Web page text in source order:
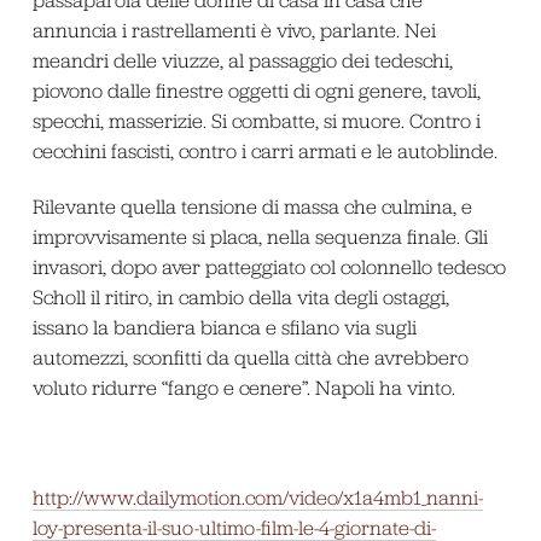
annuncia i rastrellamenti è vivo, parlante. Nei
meandri delle viuzze, al passaggio dei tedeschi,
piovono dalle finestre oggetti di ogni genere, tavoli,
specchi, masserizie. Si combatte, si muore. Contro i
cecchini fascisti, contro i carri armati e le autoblinde.
Rilevante quella tensione di massa che culmina, e
improvvisamente si placa, nella sequenza finale. Gli
invasori, dopo aver patteggiato col colonnello tedesco
Scholl il ritiro, in cambio della vita degli ostaggi,
issano la bandiera bianca e sfilano via sugli
automezzi, sconfitti da quella città che avrebbero
voluto ridurre “fango e cenere”. Napoli ha vinto.
http://www.dailymotion.com/video/x1a4mb1_nanni-
loy-presenta-il-suo-ultimo-film-le-4-giornate-di-